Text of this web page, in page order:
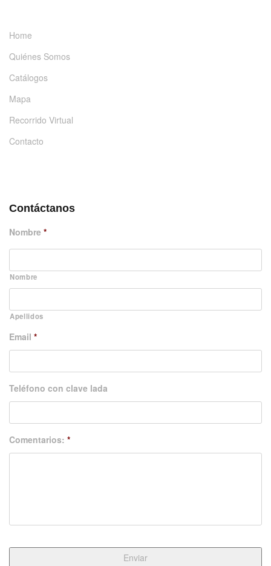
Home
Quiénes Somos
Catálogos
Mapa
Recorrido Virtual
Contacto
Contáctanos
Nombre *
Nombre
Apellidos
Email *
Teléfono con clave lada
Comentarios: *